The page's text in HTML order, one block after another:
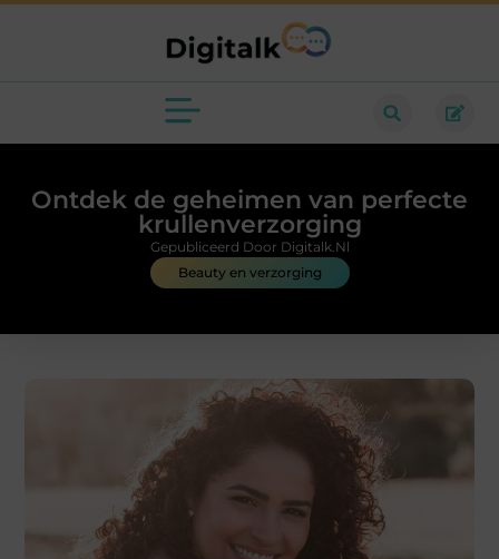
Ontdek de geheimen van perfecte
krullenverzorging
Beauty en verzorging
Gepubliceerd Door Digitalk.nl